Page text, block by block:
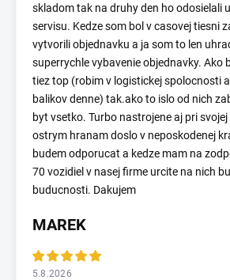
skladom tak na druhy den ho odosielali
servisu. Kedze som bol v casovej tiesni
vytvorili objednavku a ja som to len
superrychle vybavenie objednavky. Ako
tiez top (robim v logistickej spolocnosti
balikov denne) tak.ako to islo od nich
byt vsetko. Turbo nastrojene aj pri svojej
ostrym hranam doslo v neposkodenej
budem odporucat a kedze mam na
70 vozidiel v nasej firme urcite na nich
buducnosti. Dakujem
MAREK
5.8.2026